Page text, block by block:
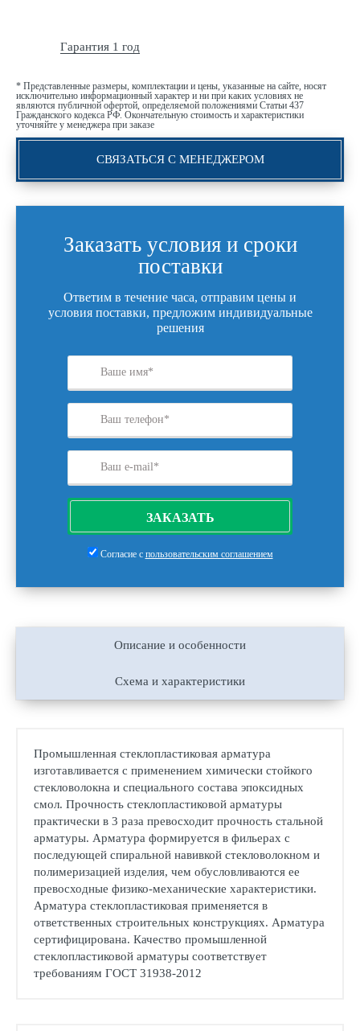
Гарантия 1 год
* Представленные размеры, комплектации и цены, указанные на сайте, носят
исключительно информационный характер и ни при каких условиях не
являются публичной офертой, определяемой положениями Статьи 437
Гражданского кодекса РФ. Окончательную стоимость и характеристики
уточняйте у менеджера при заказе
СВЯЗАТЬСЯ С МЕНЕДЖЕРОМ
Заказать условия и сроки
поставки
Ответим в течение часа, отправим цены и
условия поставки, предложим индивидуальные
решения
ЗАКАЗАТЬ
Согласие с пользовательским соглашением
Описание и особенности
Схема и характеристики
Промышленная стеклопластиковая арматура
изготавливается с применением химически стойкого
стекловолокна и специального состава эпоксидных
смол. Прочность стеклопластиковой арматуры
практически в 3 раза превосходит прочность стальной
арматуры. Арматура формируется в фильерах с
последующей спиральной навивкой стекловолокном и
полимеризацией изделия, чем обусловливаются ее
превосходные физико-механические характеристики.
Арматура стеклопластиковая применяется в
ответственных строительных конструкциях. Арматура
сертифицирована. Качество промышленной
стеклопластиковой арматуры соответствует
требованиям ГОСТ 31938-2012